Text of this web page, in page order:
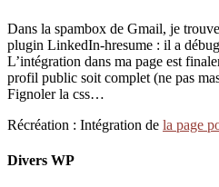
Dans la spambox de Gmail, je
plugin LinkedIn-hresume : il a
L’intégration dans ma page est
profil public soit complet (ne pas
Fignoler la css…
Récréation : Intégration de la page
Divers WP